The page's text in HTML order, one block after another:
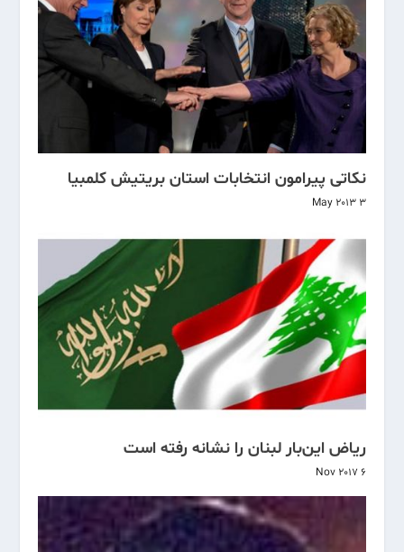
نکاتی پیرامون انتخابات استان بریتیش کلمبیا
3 May 2013
ریاض این‌بار لبنان را نشانه رفته است
6 Nov 2017